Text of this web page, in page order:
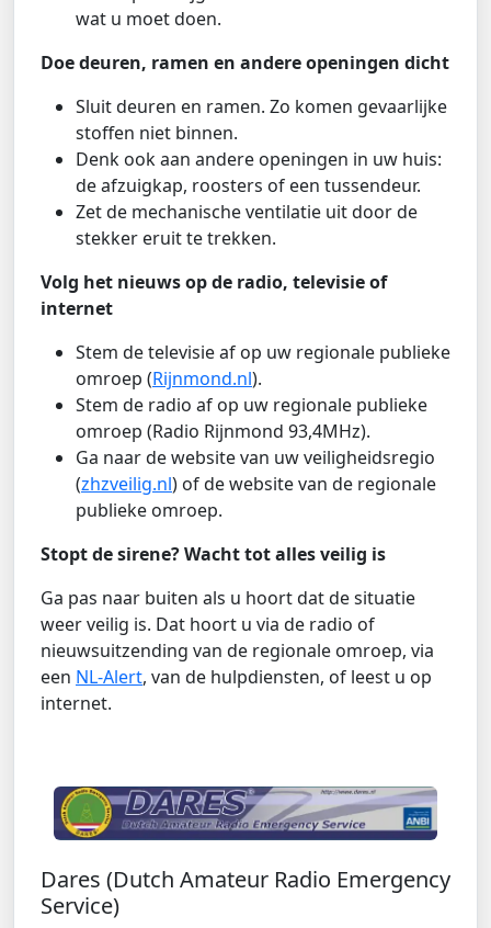
wat u moet doen.
Doe deuren, ramen en andere openingen dicht
Sluit deuren en ramen. Zo komen gevaarlijke
stoffen niet binnen.
Denk ook aan andere openingen in uw huis:
de afzuigkap, roosters of een tussendeur.
Zet de mechanische ventilatie uit door de
stekker eruit te trekken.
Volg het nieuws op de radio, televisie of
internet
Stem de televisie af op uw regionale publieke
omroep (Rijnmond.nl).
Stem de radio af op uw regionale publieke
omroep (Radio Rijnmond 93,4MHz).
Ga naar de website van uw veiligheidsregio
(zhzveilig.nl) of de website van de regionale
publieke omroep.
Stopt de sirene? Wacht tot alles veilig is
Ga pas naar buiten als u hoort dat de situatie
weer veilig is. Dat hoort u via de radio of
nieuwsuitzending van de regionale omroep, via
een NL-Alert, van de hulpdiensten, of leest u op
internet.
Dares (Dutch Amateur Radio Emergency
Service)